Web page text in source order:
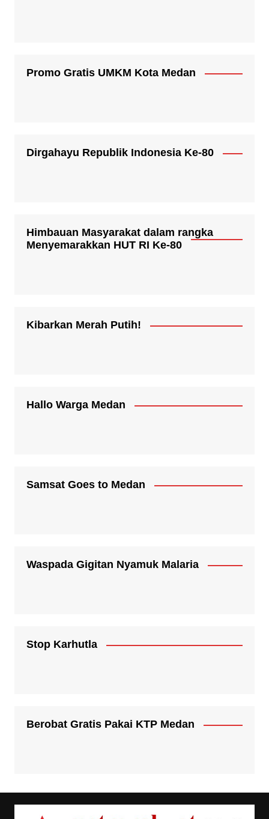
Promo Gratis UMKM Kota Medan
Dirgahayu Republik Indonesia Ke-80
Himbauan Masyarakat dalam rangka
Menyemarakkan HUT RI Ke-80
Kibarkan Merah Putih!
Hallo Warga Medan
Samsat Goes to Medan
Waspada Gigitan Nyamuk Malaria
Stop Karhutla
Berobat Gratis Pakai KTP Medan